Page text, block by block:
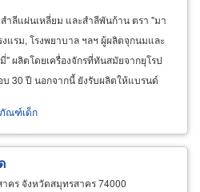
ำลีแผ่นเหลี่ยม และสำลีพันก้าน ตรา "มา
แรม, โรงพยาบาล ฯลฯ ผู้ผลิตจุกนมและ
ผลิตโดยเครื่องจักรที่ทันสมัยจากยุโรป
30 ปี นอกจากนี้ ยังรับผลิตให้แบรนด์
ณฑ์เด็ก
คร จังหวัดสมุทรสาคร 74000